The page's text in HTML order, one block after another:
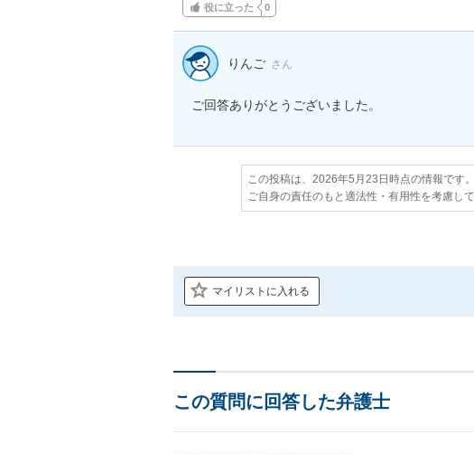
役に立った 0
りんご さん
ご回答ありがとうございました。
この投稿は、2026年5月23日時点の情報です。
ご自身の責任のもと適法性・有用性を考慮し
マイリストに入れる
この質問に回答した弁護士